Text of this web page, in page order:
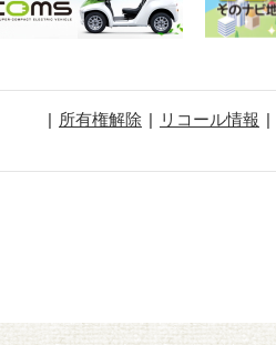
所有権解除 リコール情報